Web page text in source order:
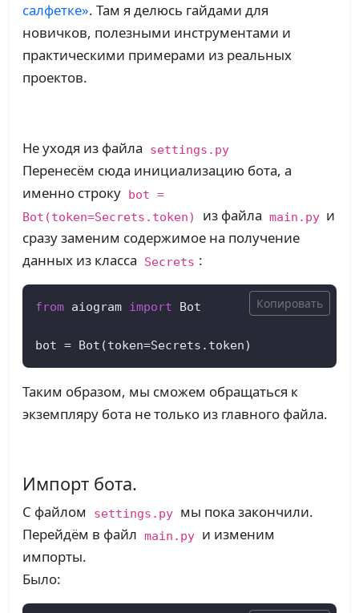
салфетке». Там я делюсь гайдами для
новичков, полезными инструментами и
практическими примерами из реальных
проектов.
Не уходя из файла settings.py
Перенесём сюда инициализацию бота, а
именно строку bot =
Bot(token=Secrets.token)
из файла main.py и
сразу заменим содержимое на получение
данных из класса
Secrets :
from aiogram import Bot
bot = Bot(token=Secrets.token)
Копировать
Таким образом, мы сможем обращаться к
экземпляру бота не только из главного файла.
Импорт бота.
С файлом settings.py
мы пока закончили.
Перейдём в файл main.py
и изменим
импорты.
Было: